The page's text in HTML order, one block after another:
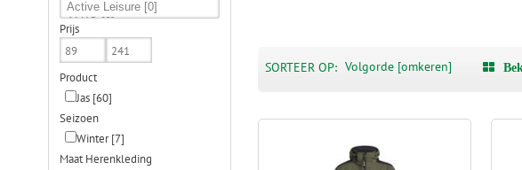
SORTEER OP: Volgorde [omkeren]
Prijs
Product
Jas[60]
Seizoen
Winter[7]
Maat Herenkleding